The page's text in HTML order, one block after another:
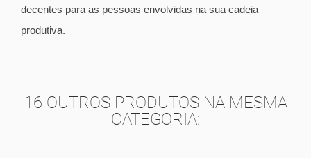
decentes para as pessoas envolvidas na sua cadeia
produtiva.
16 OUTROS PRODUTOS NA MESMA
CATEGORIA: